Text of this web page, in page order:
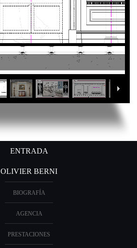
ENTRADA
OLIVIER BERNI
BIOGRAFÍA
AGENCIA
PRESTACIONES